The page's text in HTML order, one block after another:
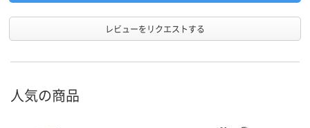
レビューをリクエストする
人気の商品